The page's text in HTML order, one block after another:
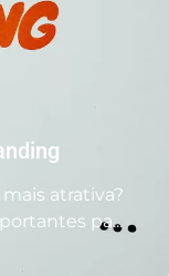
atrativa?
pa...